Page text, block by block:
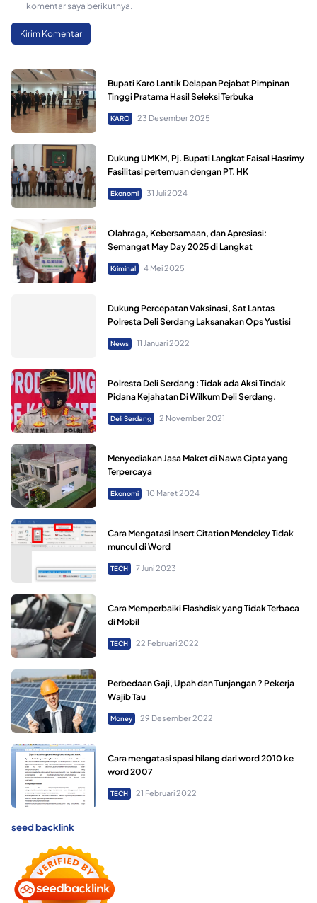
komentar saya berikutnya.
Bupati Karo Lantik Delapan Pejabat Pimpinan
Tinggi Pratama Hasil Seleksi Terbuka
KARO 23 Desember 2025
Dukung UMKM, Pj. Bupati Langkat Faisal Hasrimy
Fasilitasi pertemuan dengan PT. HK
Ekonomi 31 Juli 2024
Olahraga, Kebersamaan, dan Apresiasi:
Semangat May Day 2025 di Langkat
Kriminal 4 Mei 2025
Dukung Percepatan Vaksinasi, Sat Lantas
Polresta Deli Serdang Laksanakan Ops Yustisi
News 11 Januari 2022
Polresta Deli Serdang : Tidak ada Aksi Tindak
Pidana Kejahatan Di Wilkum Deli Serdang.
Deli Serdang 2 November 2021
Menyediakan Jasa Maket di Nawa Cipta yang
Terpercaya
Ekonomi 10 Maret 2024
Cara Mengatasi Insert Citation Mendeley Tidak
muncul di Word
TECH 7 Juni 2023
Cara Memperbaiki Flashdisk yang Tidak Terbaca
di Mobil
TECH 22 Februari 2022
Perbedaan Gaji, Upah dan Tunjangan ? Pekerja
Wajib Tau
Money 29 Desember 2022
Cara mengatasi spasi hilang dari word 2010 ke
word 2007
TECH 21 Februari 2022
seed backlink